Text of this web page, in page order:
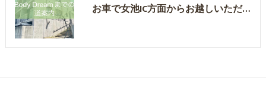
お車で女池IC方面からお越しいただく場合